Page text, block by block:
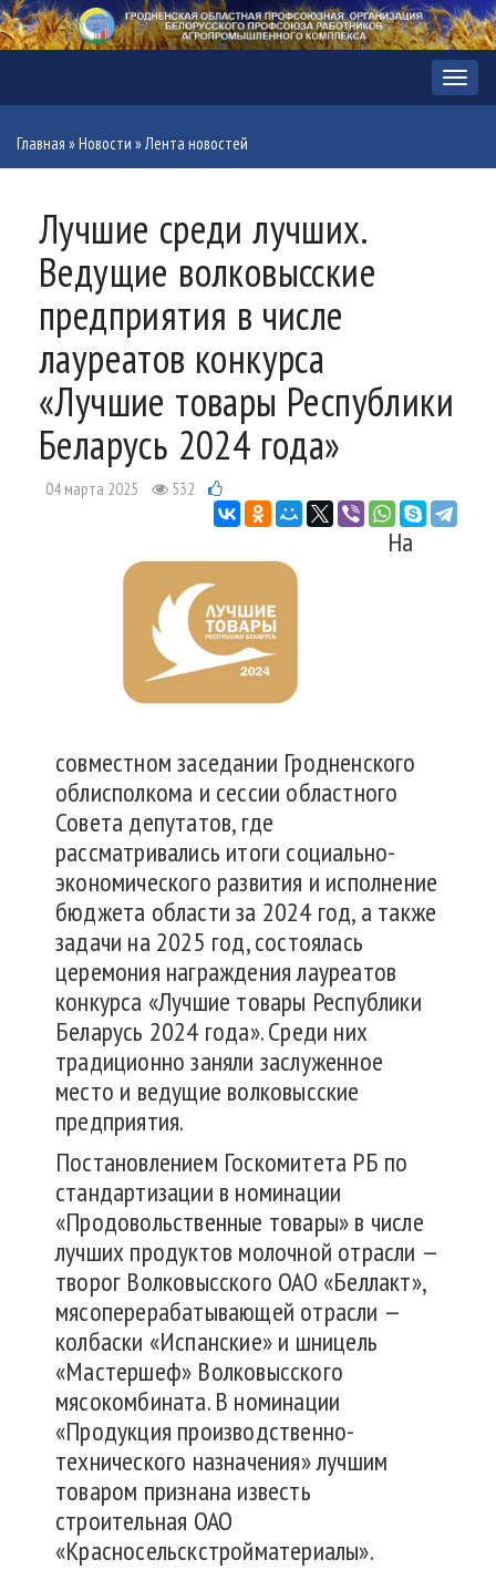
Меню
Главная »Новости »Лента новостей
Лучшие среди лучших.
Ведущие волковысские
предприятия в числе
лауреатов конкурса
«Лучшие товары Республики
Беларусь 2024 года»
04 марта 2025 532
На
совместном заседании Гродненского
облисполкома и сессии областного
Совета депутатов, где
рассматривались итоги социально-
экономического развития и исполнение
бюджета области за 2024 год, а также
задачи на 2025 год, состоялась
церемония награждения лауреатов
конкурса «Лучшие товары Республики
Беларусь 2024 года». Среди них
традиционно заняли заслуженное
место и ведущие волковысские
предприятия.
Постановлением Госкомитета РБ по
стандартизации в номинации
«Продовольственные товары» в числе
лучших продуктов молочной отрасли —
творог Волковысского ОАО «Беллакт»,
мясоперерабатывающей отрасли —
колбаски «Испанские» и шницель
«Мастершеф» Волковысского
мясокомбината. В номинации
«Продукция производственно-
технического назначения» лучшим
товаром признана известь
строительная ОАО
«Красносельскстройматериалы».